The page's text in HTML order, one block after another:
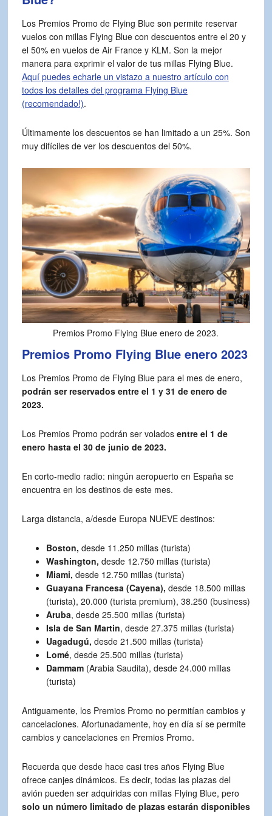
Los Premios Promo de Flying Blue son permite reservar
vuelos con millas Flying Blue con descuentos entre el 20 y
el 50% en vuelos de Air France y KLM. Son la mejor
manera para exprimir el valor de tus millas Flying Blue.
Aquí puedes echarle un vistazo a nuestro artículo con
todos los detalles del programa Flying Blue
(recomendado!).
Últimamente los descuentos se han limitado a un 25%. Son
muy difíciles de ver los descuentos del 50%.
Premios Promo Flying Blue enero de 2023.
Premios Promo Flying Blue enero 2023
Los Premios Promo de Flying Blue para el mes de enero,
podrán ser reservados entre el 1 y 31 de enero de
2023.
Los Premios Promo podrán ser volados entre el 1 de
enero hasta el 30 de junio de 2023.
En corto-medio radio: ningún aeropuerto en España se
encuentra en los destinos de este mes.
Larga distancia, a/desde Europa NUEVE destinos:
Boston, desde 11.250 millas (turista)
Washington, desde 12.750 millas (turista)
Miami, desde 12.750 millas (turista)
Guayana Francesa (Cayena), desde 18.500 millas
(turista), 20.000 (turista premium), 38.250 (business)
Aruba, desde 25.500 millas (turista)
Isla de San Martin, desde 27.375 millas (turista)
Uagadugú, desde 21.500 millas (turista)
Lomé, desde 25.500 millas (turista)
Dammam(Arabia Saudita), desde 24.000 millas
(turista)
Antiguamente, los Premios Promo no permitían cambios y
cancelaciones. Afortunadamente, hoy en día sí se permite
cambios y cancelaciones en Premios Promo.
Recuerda que desde hace casi tres años Flying Blue
ofrece canjes dinámicos. Es decir, todas las plazas del
avión pueden ser adquiridas con millas Flying Blue, pero
solo un número limitado de plazas estarán disponibles